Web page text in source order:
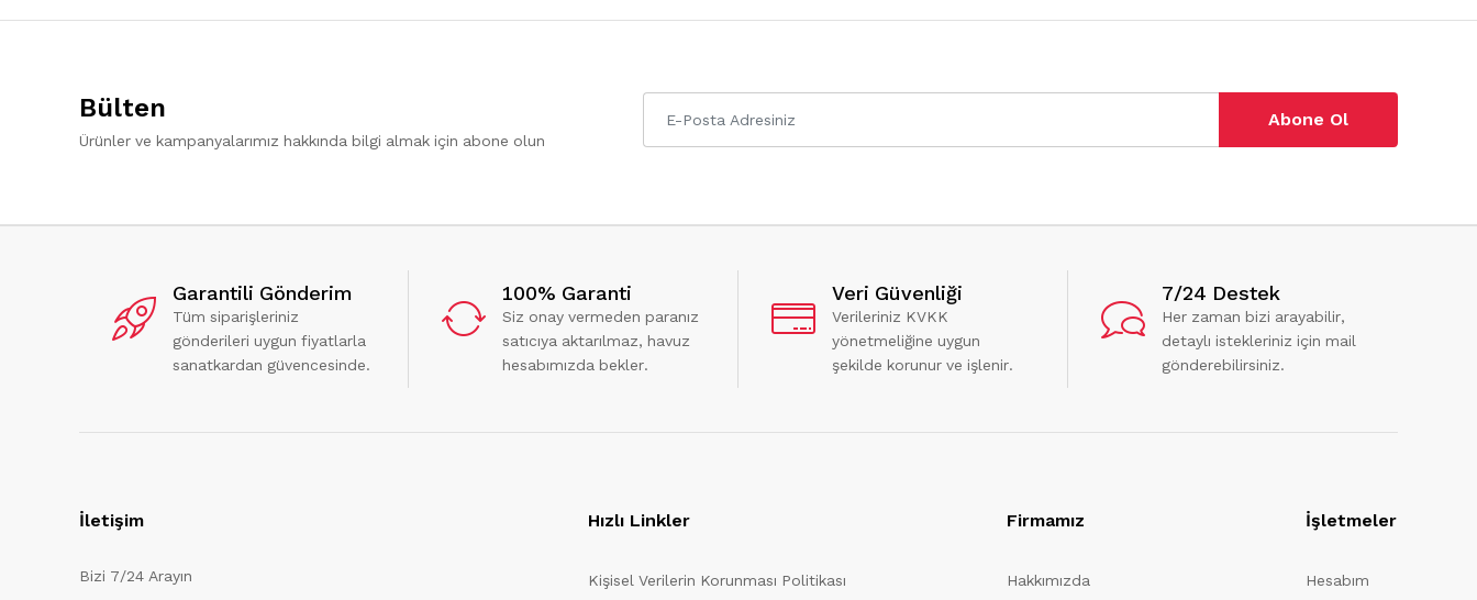
Bülten
Ürünler ve kampanyalarımız hakkında bilgi almak için abone olun
Abone Ol
Garantili Gönderim
Tüm siparişleriniz
gönderileri uygun fiyatlarla
sanatkardan güvencesinde.
100% Garanti
Siz onay vermeden paranız
satıcıya aktarılmaz, havuz
hesabımızda bekler.
Veri Güvenliği
Verileriniz KVKK
yönetmeliğine uygun
şekilde korunur ve işlenir.
7/24 Destek
Her zaman bizi arayabilir,
detaylı istekleriniz için mail
gönderebilirsiniz.
İletişim
Bizi 7/24 Arayın
Hızlı Linkler
Kişisel Verilerin Korunması Politikası
Firmamız
Hakkımızda
İşletmeler
Hesabım